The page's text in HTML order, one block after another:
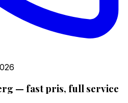
— fast pris, full service